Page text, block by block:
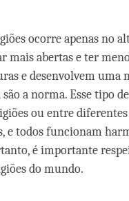
ocorre apenas no
mais abertas e ter
e desenvolvem uma
a norma. Esse tipo
ou entre
e todos funcionam
é importante
do mundo.